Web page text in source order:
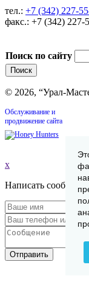
тел.: +7 (342) 227-
факс.: +7 (342) 227-
Поиск по сайту
© 2026, “Урал-
Обслуживание и
продвижение сайта
x
Написать сообщение
Отправить